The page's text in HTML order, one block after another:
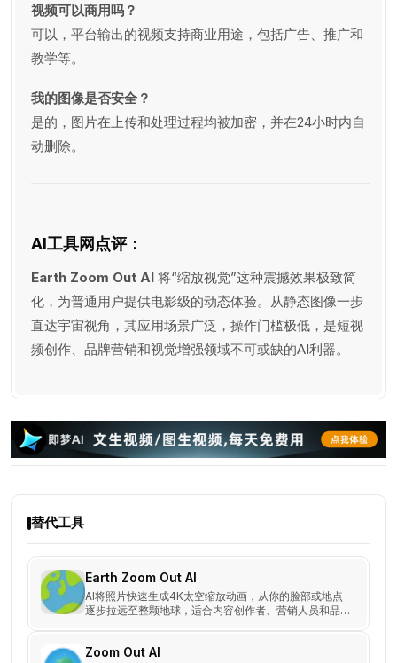
视频可以商用吗？
可以，平台输出的视频支持商业用途，包括广告、推广和
教学等。
我的图像是否安全？
是的，图片在上传和处理过程均被加密，并在24小时内自
动删除。
AI工具网点评：
Earth Zoom Out AI 将“缩放视觉”这种震撼效果极致简
化，为普通用户提供电影级的动态体验。从静态图像一步
直达宇宙视角，其应用场景广泛，操作门槛极低，是短视
频创作、品牌营销和视觉增强领域不可或缺的AI利器。
替代工具
Earth Zoom Out AI
AI将照片快速生成4K太空缩放动画，从你的脸部或地点
逐步拉远至整颗地球，适合内容创作者、营销人员和品牌
Zoom Out AI